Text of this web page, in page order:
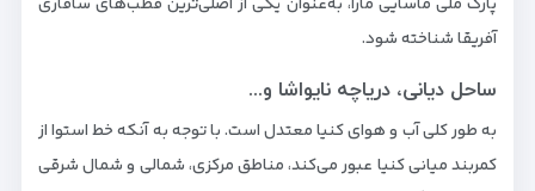
آفریقا شناخته شود.
ساحل دیانی، دریاچه نایواشا و...
به طور کلی آب و هوای کنیا معتدل است. با توجه به آنکه خط استوا از
کمربند میانی کنیا عبور می‌کند، مناطق مرکزی، شمالی و شمال شرقی